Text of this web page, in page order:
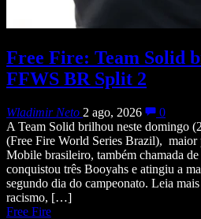
Free Fire: Team Solid
FFWS BR Split 2
Wladimir Neto 2 ago, 2026
0
A Team Solid brilhou neste domingo
(Free Fire World Series Brazil), maior
Mobile brasileiro, também chamada
conquistou três Booyahs e atingiu a
segundo dia do campeonato. Leia
racismo, […]
Free Fire